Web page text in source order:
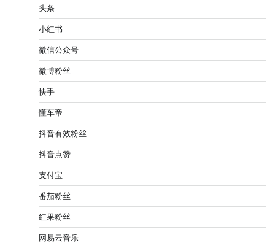
头条
小红书
微信公众号
微博粉丝
快手
懂车帝
抖音有效粉丝
抖音点赞
支付宝
番茄粉丝
红果粉丝
网易云音乐